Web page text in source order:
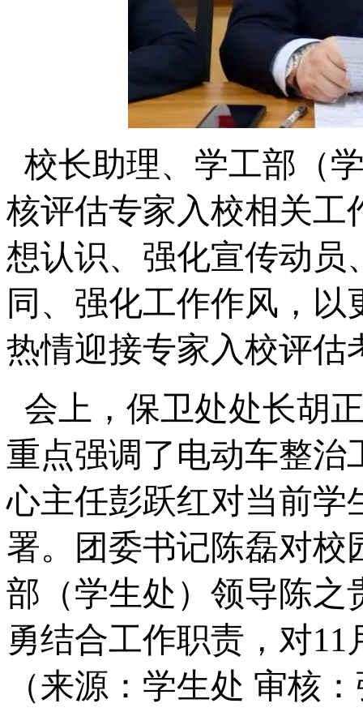
校长助理、学工部（
核评估专家入校相关工
想认识、强化宣传动员
同、强化工作作风，
热情迎接专家入校评估
会上，保卫处处长胡
重点强调了电动车整治
心主任彭跃红对当前学
署。团委书记陈磊对校
部（学生处）领导陈之
勇结合工作职责，对
（来源：学生处 审核